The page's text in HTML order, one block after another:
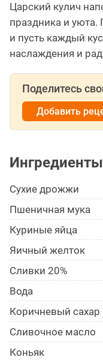
Царский кулич
праздника и уюта.
и пусть каждый
наслаждения и
Поделитесь
Добавить
Ингредиенты
Сухие дрожжи
Пшеничная мука
Куриные яйца
Яичный желток
Сливки 20%
Вода
Коричневый сахар
Сливочное масло
Коньяк